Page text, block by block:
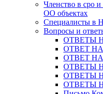
Членство в сро
ОО объектах
Специалисты в
Вопросы и
ОТВЕТЫ
ОТВЕТ
ОТВЕТ
ОТВЕТЫ
ОТВЕТЫ
ОТВЕТЫ